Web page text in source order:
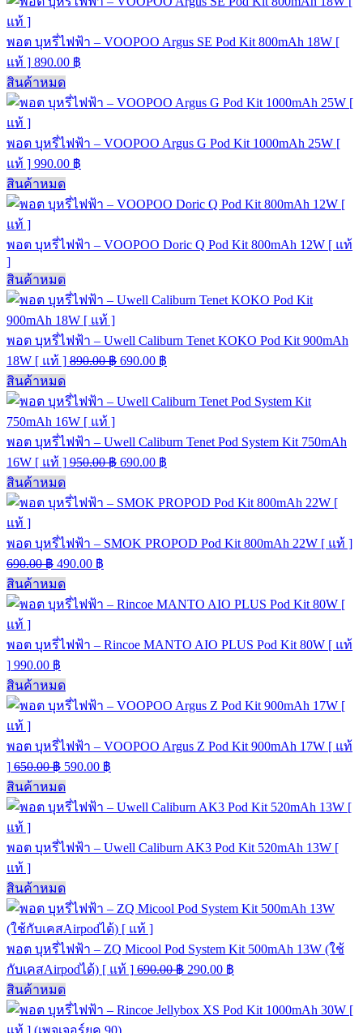
พอต บุหรี่ไฟฟ้า – VOOPOO Argus SE Pod Kit 800mAh 18W [
แท้ ] 890.00 ฿
สินค้าหมด
พอต บุหรี่ไฟฟ้า – VOOPOO Argus G Pod Kit 1000mAh 25W [
แท้ ] 990.00 ฿
สินค้าหมด
พอต บุหรี่ไฟฟ้า – VOOPOO Doric Q Pod Kit 800mAh 12W [ แท้
]
สินค้าหมด
พอต บุหรี่ไฟฟ้า – Uwell Caliburn Tenet KOKO Pod Kit 900mAh
18W [ แท้ ] 890.00฿ 690.00 ฿
สินค้าหมด
พอต บุหรี่ไฟฟ้า – Uwell Caliburn Tenet Pod System Kit 750mAh
16W [ แท้ ] 950.00฿ 690.00 ฿
สินค้าหมด
พอต บุหรี่ไฟฟ้า – SMOK PROPOD Pod Kit 800mAh 22W [ แท้ ]
690.00฿ 490.00 ฿
สินค้าหมด
พอต บุหรี่ไฟฟ้า – Rincoe MANTO AIO PLUS Pod Kit 80W [ แท้
] 990.00 ฿
สินค้าหมด
พอต บุหรี่ไฟฟ้า – VOOPOO Argus Z Pod Kit 900mAh 17W [ แท้
] 650.00฿ 590.00 ฿
สินค้าหมด
พอต บุหรี่ไฟฟ้า – Uwell Caliburn AK3 Pod Kit 520mAh 13W [
แท้ ]
สินค้าหมด
พอต บุหรี่ไฟฟ้า – ZQ Micool Pod System Kit 500mAh 13W (ใช้
กับเคสAirpodได้) [ แท้ ] 690.00฿ 290.00 ฿
สินค้าหมด